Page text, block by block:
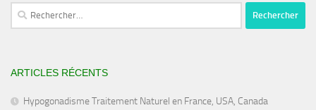
Rechercher :
ARTICLES RÉCENTS
Hypogonadisme Traitement Naturel en France, USA, Canada